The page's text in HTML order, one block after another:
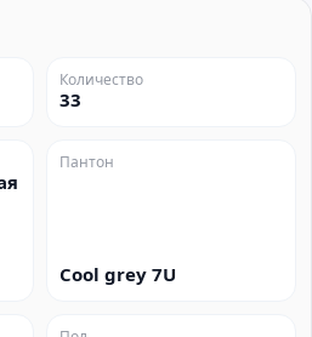
Количество
33
Пантон
Cool grey 7U